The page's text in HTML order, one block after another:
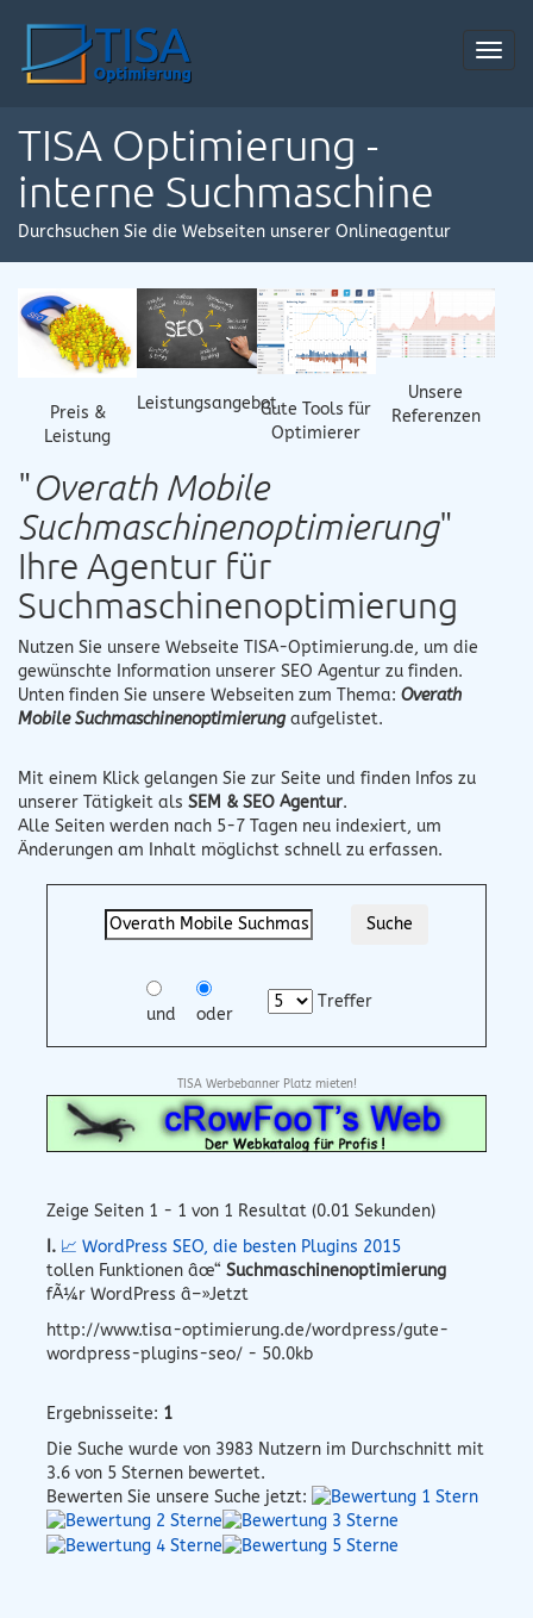
TISA Optimierung -
interne Suchmaschine
Durchsuchen Sie die Webseiten unserer Onlineagentur
Preis &
Leistung
LeistungsangebotGute Tools für
Optimierer
Unsere
Referenzen
"Overath Mobile
Suchmaschinenoptimierung"
Ihre Agentur für
Suchmaschinenoptimierung
Nutzen Sie unsere Webseite TISA-Optimierung.de, um die
gewünschte Information unserer SEO Agentur zu finden.
Unten finden Sie unsere Webseiten zum Thema: Overath
Mobile Suchmaschinenoptimierungaufgelistet.
Mit einem Klick gelangen Sie zur Seite und finden Infos zu
unserer Tätigkeit als SEM & SEO Agentur.
Alle Seiten werden nach 5-7 Tagen neu indexiert, um
Änderungen am Inhalt möglichst schnell zu erfassen.
und oder
Treffer
TISA Werbebanner Platz mieten!
Zeige Seiten 1 - 1 von 1 Resultat (0.01 Sekunden)
I. 📈 WordPress SEO, die besten Plugins 2015
tollen Funktionen âœ“ Suchmaschinenoptimierung
fÃ¼r WordPress â–»Jetzt
http://www.tisa-optimierung.de/wordpress/gute-
wordpress-plugins-seo/ - 50.0kb
Ergebnisseite: 1
Die Suche wurde von 3983 Nutzern im Durchschnitt mit
3.6 von 5 Sternen bewertet.
Bewerten Sie unsere Suche jetzt: